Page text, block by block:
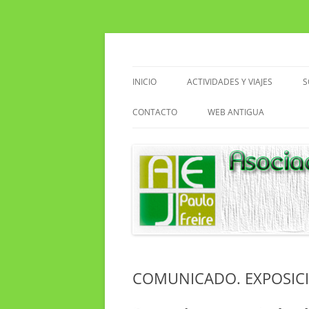
Saltar
INICIO ACTIVIDADES Y VIAJES
VIAJES
EXCURSIONES
SENDERISMO
CLUB DE LECTURA
CONTACTO WEB ANTIGUA
COMUNICADO.